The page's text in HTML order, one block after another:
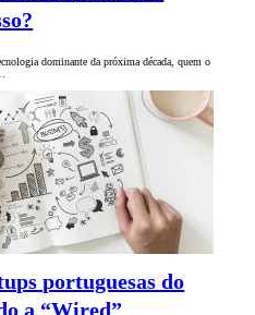
dominante da próxima década, quem o
portuguesas do
a “Wired”